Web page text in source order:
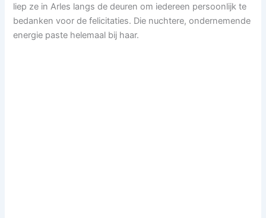
liep ze in Arles langs de deuren om iedereen persoonlijk te
bedanken voor de felicitaties. Die nuchtere, ondernemende
energie paste helemaal bij haar.